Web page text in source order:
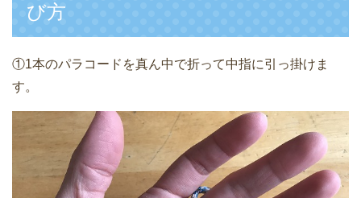
び方
①1本のパラコードを真ん中で折って中指に引っ掛けま
す。